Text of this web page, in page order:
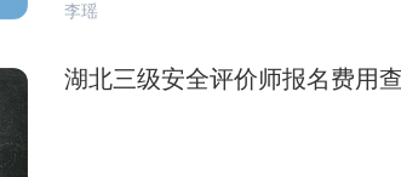
李瑶
湖北三级安全评价师报名费用